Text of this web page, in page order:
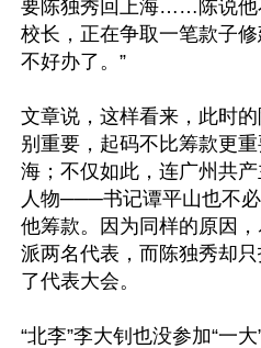
要陈独秀回上海……陈说他
校长，正在争取一笔款子
不好办了。”
文章说，这样看来，此时
别重要，起码不比筹款更
海；不仅如此，连广州共
人物───书记谭平山也不
他筹款。因为同样的原因
派两名代表，而陈独秀却
了代表大会。
“北李”李大钊也没参加“一